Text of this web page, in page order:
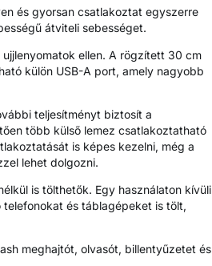
és gyorsan csatlakoztat egyszerre
átviteli sebességet.
ellen. A rögzített 30 cm
külön USB-A port, amely nagyobb
teljesítményt biztosít a
több külső lemez csatlakoztatható
is képes kezelni, még a
lehet dolgozni.
is tölthetők. Egy használaton kívüli
és táblagépeket is tölt,
meghajtót, olvasót, billentyűzetet és